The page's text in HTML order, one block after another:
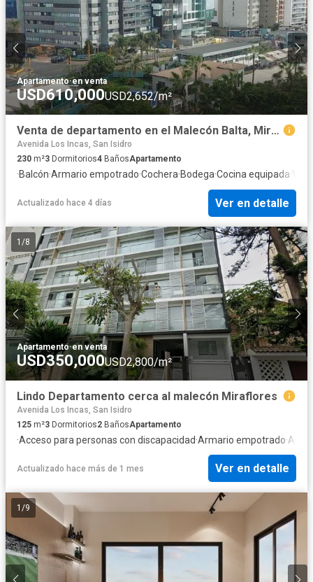
Apartamento·en venta
USD610,000USD2,652/m²
Venta de departamento en el Malecón Balta, Miraflores
Avenida Los Incas, San Isidro
230 m²3 Dormitorios4 BañosApartamento
·Balcón·Armario empotrado·Cochera·Bodega·Cocina equipada·
Actualizado hace 4 días Ver en detalle
1 /8
Apartamento·en venta
USD350,000USD2,800/m²
Lindo Departamento cerca al malecón Miraflores
Avenida Los Incas, San Isidro
125 m²3 Dormitorios2 BañosApartamento
·Acceso para personas con discapacidad·Armario empotrado·
Actualizado hace más de 1 mes Ver en detalle
1 /9